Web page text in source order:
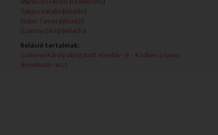
Takács Katalin (előadó)
Fodor Tamás (előadó)
Szatory Dávid (előadó)
Reláció tartalmak:
Szakonyi Károly válogatott novellái - 9. - Ködben a tavon
(következő rész)